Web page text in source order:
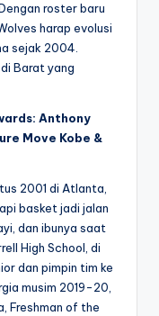
roster baru
harap evolusi
sejak 2004.
Barat yang
Anthony
Move Kobe &
2001 di Atlanta,
basket jadi jalan
dan ibunya saat
High School, di
dan pimpin tim ke
musim 2019-20,
Freshman of the